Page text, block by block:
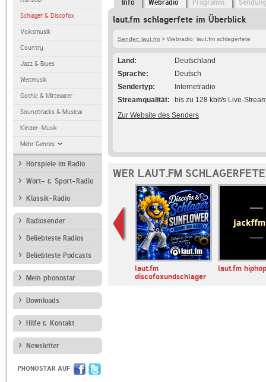
Schlager & Discofox
Volksmusik
Country
Jazz & Blues
Weltmusik
Gothic & Mittelalter
Soundtracks & Musical
Kinder-Musik
Mehr Genres
Hörspiele im Radio
Wort- & Sport-Radio
Klassik-Radio
Radiosender
Beliebteste Radios
Beliebteste Podcasts
Mein phonostar
Downloads
Hilfe & Kontakt
Newsletter
PHONOSTAR AUF
Info Webradio Programm
laut.fm schlagerfete im Überblick
Sender: laut.fm > Webradio: laut.fm schlagerfete
Land
Deutschland
Sprache
Deutsch
Sendertyp
Internetradio
Streamqualität
bis zu 128 kbit/s Live-
Zur Website des Senders
WER LAUT.FM
laut.fm christian-
country-channel
laut.fm
discofoxundschlager
laut.fm